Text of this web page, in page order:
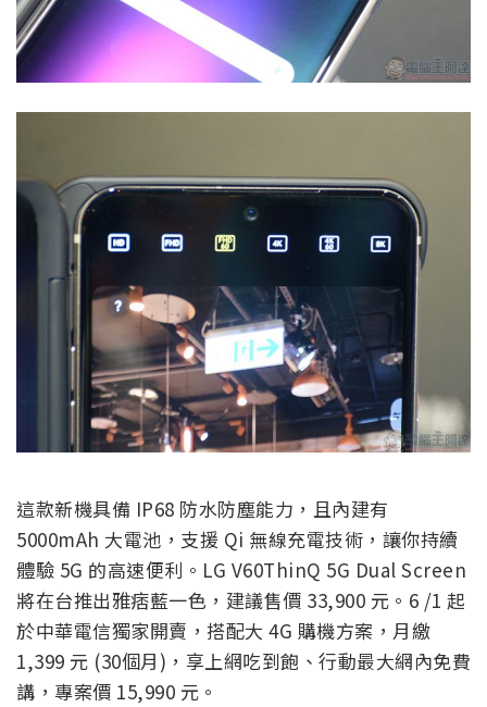
這款新機具備 IP68 防水防塵能力，且內建有
5000mAh 大電池，支援 Qi 無線充電技術，讓你持續
體驗 5G 的高速便利。 LG V60ThinQ 5G Dual Screen
將在台推出雅痞藍一色，建議售價 33,900 元。6 /1 起
於中華電信獨家開賣，搭配大 4G 購機方案，月繳
1,399 元 (30個月)，享上網吃到飽、行動最大網內免費
講，專案價 15,990 元。